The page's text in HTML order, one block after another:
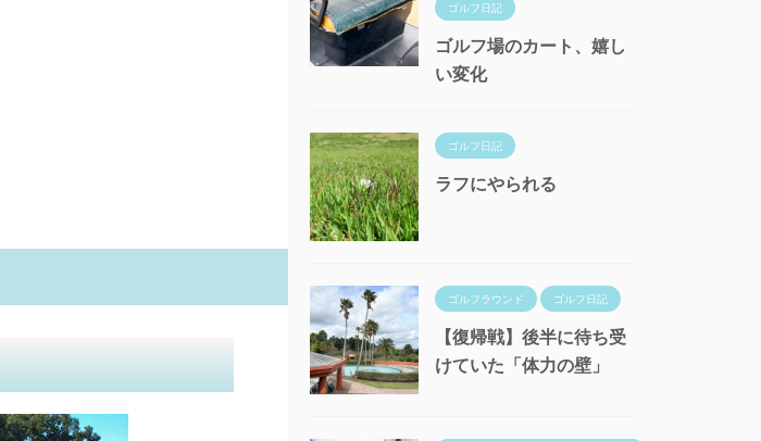
ゴルフ日記
ゴルフ場のカート、嬉し
い変化
ゴルフ日記
ラフにやられる
ゴルフラウンド ゴルフ日記
【復帰戦】後半に待ち受
けていた「体力の壁」